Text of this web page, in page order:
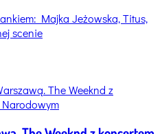
Majka Jeżowska, Titus,
scenie